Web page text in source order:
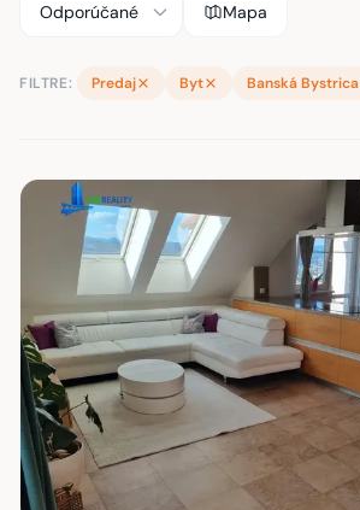
Mapa
FILTRE: Predaj Byt Banská Bystrica
Zoznam nehnuteľností